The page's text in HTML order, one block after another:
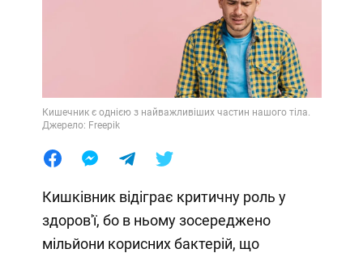
Кишечник є однією з найважливіших частин нашого тіла.
Джерело: Freepik
Кишківник відіграє критичну роль у
здоров'ї, бо в ньому зосереджено
мільйони корисних бактерій, що